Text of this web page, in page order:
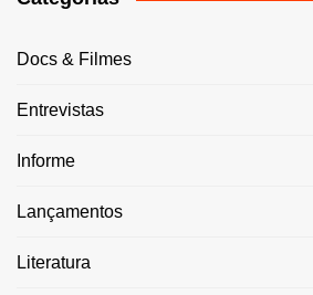
Docs & Filmes
Entrevistas
Informe
Lançamentos
Literatura